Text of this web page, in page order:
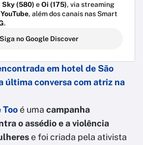
Sky (580) eOi (175), via streaming
YouTube, além dos canais nas Smart
.
no Google Discover
em hotel de São
última conversa com atriz na
é uma campanha
o assédio e a violência
e foi criada pela ativista